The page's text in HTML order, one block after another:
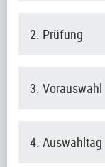
2. Prüfung
3. Vorauswahl
4. Auswahltag